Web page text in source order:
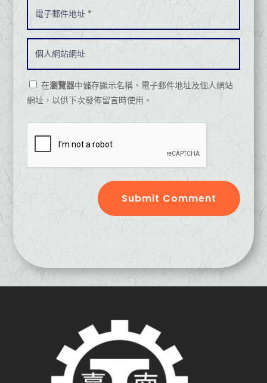
在瀏覽器中儲存顯示名稱、電子郵件地址及個人網站
網址，以供下次發佈留言時使用。
Submit Comment